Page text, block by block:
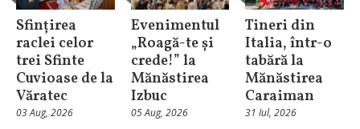
Sfințirea
raclei celor
trei Sfinte
Cuvioase de la
Văratec
03 Aug, 2026
Evenimentul
„Roagă-te și
crede!” la
Mănăstirea
Izbuc
05 Aug, 2026
Tineri din
Italia, într-o
tabără la
Mănăstirea
Caraiman
31 Iul, 2026